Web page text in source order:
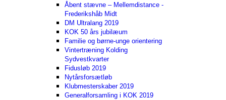
Åbent stævne – Mellemdistance -
Frederikshåb Midt
DM Ultralang 2019
KOK 50 års jubilæum
Familie og børne-unge orientering
Vintertræning Kolding
Sydvestkvarter
Fidusløb 2019
Nytårsforsætløb
Klubmesterskaber 2019
Generalforsamling i KOK 2019